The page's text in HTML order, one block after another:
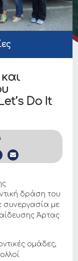
Do It
δράση του
συνεργασία με
Άρτας
ομάδες,